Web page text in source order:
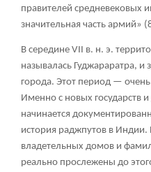
правителей средневековых
значительная часть армий»
В середине VII в. н. э.
называлась Гуджараратра,
города. Этот период —
Именно с новых государств
начинается
история раджпутов в Индии.
владетельных домов и
реально прослежены до